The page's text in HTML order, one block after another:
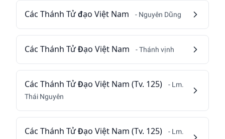
Các Thánh Tử đạo Việt Nam - Nguyên Dũng
Các Thánh Tử Đạo Việt Nam - Thánh vịnh
Các Thánh Tử Đạo Việt Nam (Tv. 125)
- Lm.
Thái Nguyên
Các Thánh Tử Đạo Việt Nam (Tv. 125)
- Lm.